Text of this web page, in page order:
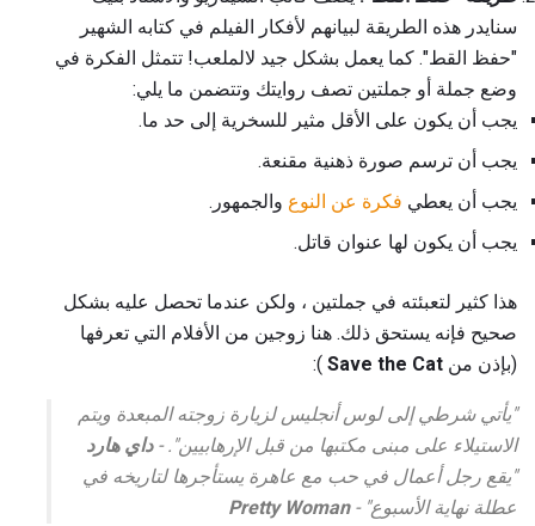
سنايدر هذه الطريقة لبيانهم لأفكار الفيلم في كتابه الشهير
"حفظ القط". كما يعمل بشكل جيد لالملعب! تتمثل الفكرة في
وضع جملة أو جملتين تصف روايتك وتتضمن ما يلي:
يجب أن يكون على الأقل مثير للسخرية إلى حد ما.
يجب أن ترسم صورة ذهنية مقنعة.
يجب أن يعطي فكرة عن النوع والجمهور.
يجب أن يكون لها عنوان قاتل.
هذا كثير لتعبئته في جملتين ، ولكن عندما تحصل عليه بشكل
صحيح فإنه يستحق ذلك. هنا زوجين من الأفلام التي تعرفها
(بإذن من Save the Cat
):
"يأتي شرطي إلى لوس أنجليس لزيارة زوجته المبعدة ويتم
الاستيلاء على مبنى مكتبها من قبل الإرهابيين". -داي هارد
"يقع رجل أعمال في حب مع عاهرة يستأجرها لتاريخه في
عطلة نهاية الأسبوع" -Pretty Woman